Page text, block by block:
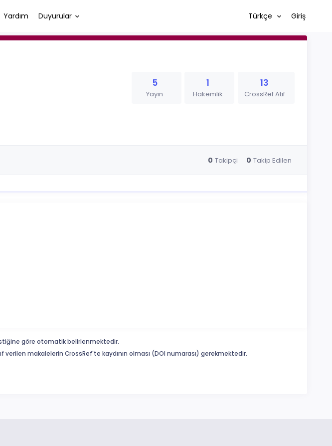
Yardım Duyurular Türkçe Giriş
5
Yayın
1
Hakemlik
13
CrossRef Atıf
0 Takipçi 0 Takip Edilen
göre otomatik belirlenmektedir.
makalelerin CrossRef'te kaydının olması (DOI numarası) gerekmektedir.